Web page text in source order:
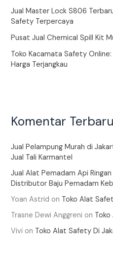
Jual Master Lock S806
Safety Terpercaya
Pusat Jual Chemical Spill Kit
Toko Kacamata Safety
Harga Terjangkau
Komentar Terbaru
Jual Pelampung Murah di
Jual Tali Karmantel
Jual Alat Pemadam Api Ringan
Distributor Baju Pemadam
Yoan Astrid on Toko Alat
Trasne Dewi Anggreni on
Vivi on Toko Alat Safety Di